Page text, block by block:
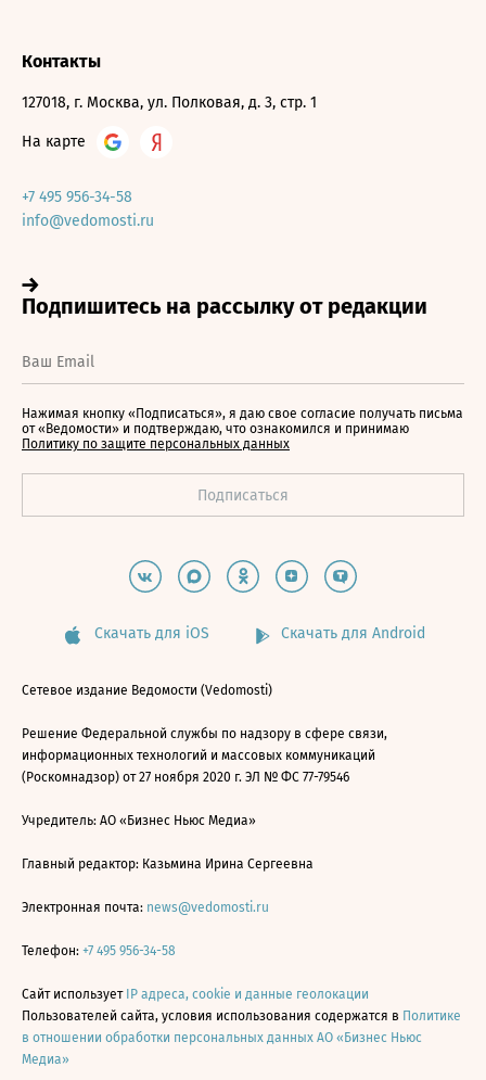
Контакты
127018, г. Москва, ул. Полковая, д. 3, стр. 1
На карте
+7 495 956-34-58
info@vedomosti.ru
Нажимая кнопку «Подписаться», я даю свое согласие получать письма
от «Ведомости» и подтверждаю, что ознакомился и принимаю
Политику по защите персональных данных
Скачать для iOS Скачать для Android
Сетевое издание Ведомости (Vedomosti)
Решение Федеральной службы по надзору в сфере связи,
информационных технологий и массовых коммуникаций
(Роскомнадзор) от 27 ноября 2020 г. ЭЛ № ФС 77-79546
Учредитель: АО «Бизнес Ньюс Медиа»
Главный редактор: Казьмина Ирина Сергеевна
Электронная почта: news@vedomosti.ru
Телефон: +7 495 956-34-58
Сайт использует IP адреса, cookie и данные геолокации
Пользователей сайта, условия использования содержатся в Политике
в отношении обработки персональных данных АО «Бизнес Ньюс
Медиа»